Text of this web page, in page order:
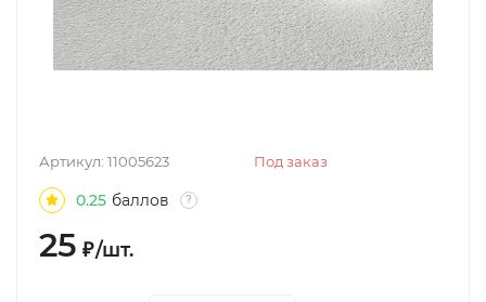
Под заказ
Артикул: 11005623
0.25 баллов ?
25 ₽/шт.